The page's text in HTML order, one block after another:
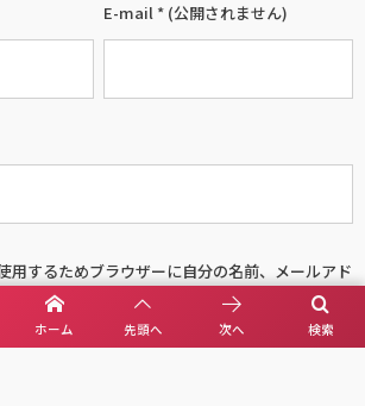
E-mail * (公開されません)
用するためブラウザーに自分の名前、メールアド
。
検索
ホーム 先頭へ 次へ